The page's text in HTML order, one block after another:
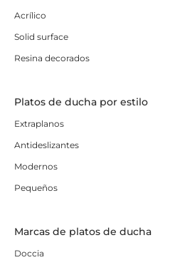
Acrílico
Solid surface
Resina decorados
Platos de ducha por estilo
Extraplanos
Antideslizantes
Modernos
Pequeños
Marcas de platos de ducha
Doccia